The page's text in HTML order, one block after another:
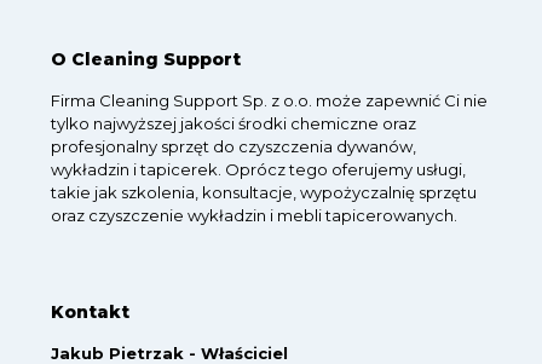
O Cleaning Support
Firma Cleaning Support Sp. z o.o. może zapewnić Ci nie
tylko najwyższej jakości środki chemiczne oraz
profesjonalny sprzęt do czyszczenia dywanów,
wykładzin i tapicerek. Oprócz tego oferujemy usługi,
takie jak szkolenia, konsultacje, wypożyczalnię sprzętu
oraz czyszczenie wykładzin i mebli tapicerowanych.
Kontakt
Jakub Pietrzak - Właściciel